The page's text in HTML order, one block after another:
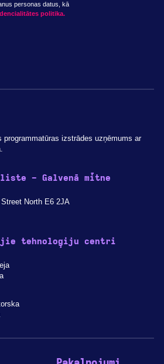
personas datus, kā
politika.
izstrādes uzņēmums ar
- Galvenā mītne
North E6 2JA
tehnoloģiju centri